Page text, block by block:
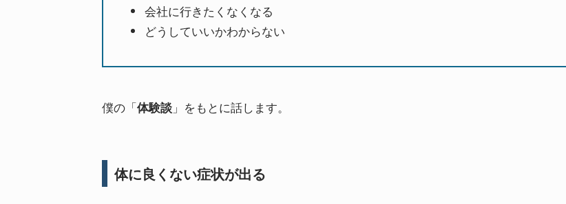
会社に行きたくなくなる
どうしていいかわからない
僕の「体験談 」をもとに話します。
体に良くない症状が出る